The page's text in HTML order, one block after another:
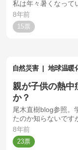
私は年々暑くなって
8年前
15
自然災害 地球温暖
親が子供の熱中
か？
尾木直樹blog参照。
たのか知らないです
かね？子供に限らず
ますし当たり前の事
8年前
23